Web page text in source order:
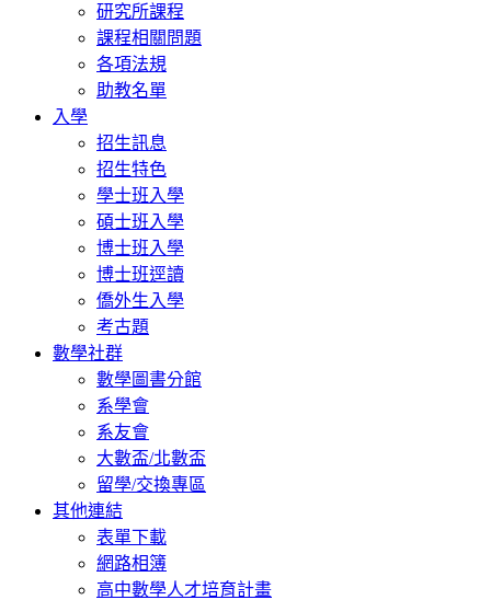
研究所課程
課程相關問題
各項法規
助教名單
入學
招生訊息
招生特色
學士班入學
碩士班入學
博士班入學
博士班逕讀
僑外生入學
考古題
數學社群
數學圖書分館
系學會
系友會
大數盃/北數盃
留學/交換專區
其他連結
表單下載
網路相簿
高中數學人才培育計畫